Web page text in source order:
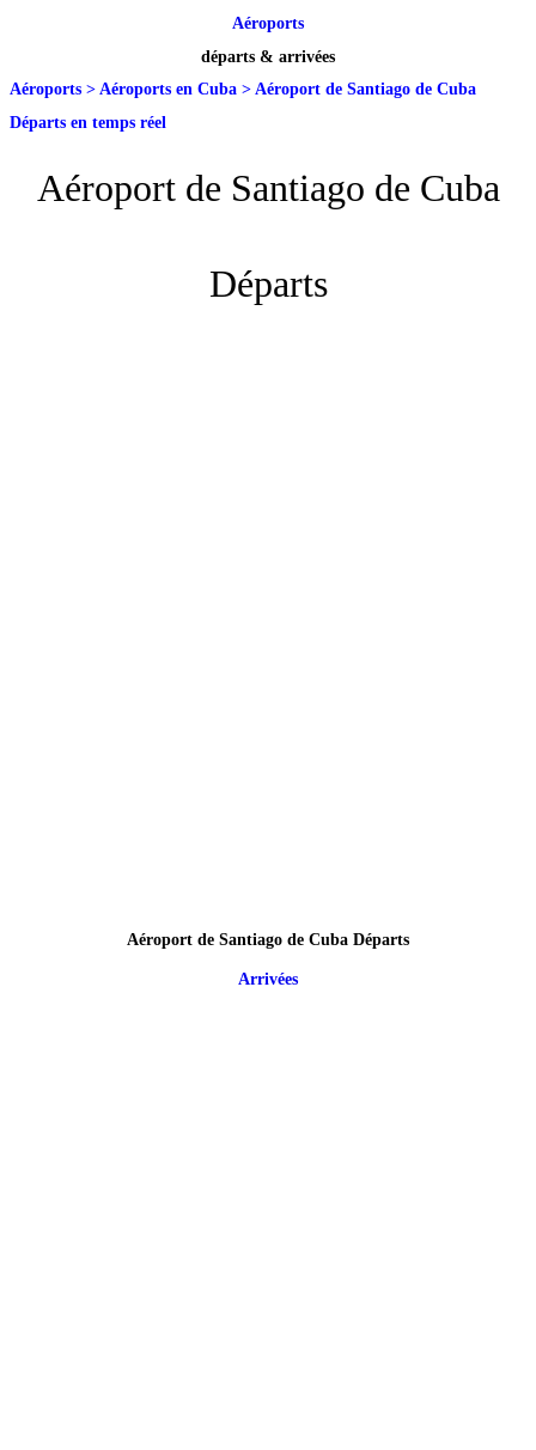
Aéroports
départs & arrivées
Aéroports > Aéroports en Cuba > Aéroport de Santiago de Cuba
Départs en temps réel
Aéroport de Santiago de Cuba
Départs
Aéroport de Santiago de Cuba Départs
Arrivées